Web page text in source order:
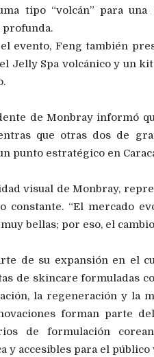
tipo “volcán” para
evento, Feng también
Jelly Spa volcánico y un
de Monbray informó
que otras dos de
punto estratégico en
visual de Monbray,
constante. “El mercado
bellas; por eso, el
de su expansión en el
de skincare formuladas
la regeneración y la
forman parte
de formulación
y accesibles para el público